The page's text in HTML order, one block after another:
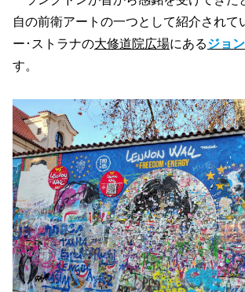
自の前衛アートの一つとして紹介されて
ー･ストラナの大修道院広場にあるジョ
す。